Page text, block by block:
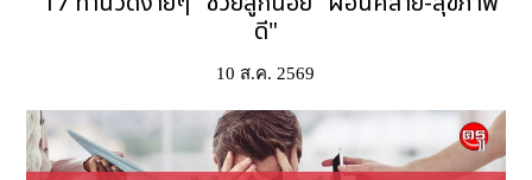
ดี"
10 ส.ค. 2569